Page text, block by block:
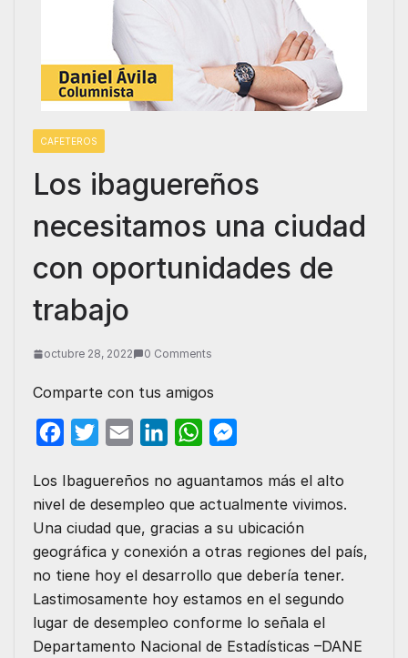
CAFETEROS
Los ibaguereños
necesitamos una ciudad
con oportunidades de
trabajo
octubre 28, 2022 0 Comments
Comparte con tus amigos
c
e
o
o
k
i
t
e
r
a
i
n
k
e
d
I
n
W
a
t
A
p
p
s
s
n
g
e
r
Los Ibaguereños no aguantamos más el alto
nivel de desempleo que actualmente vivimos.
Una ciudad que, gracias a su ubicación
geográfica y conexión a otras regiones del país,
no tiene hoy el desarrollo que debería tener.
Lastimosamente hoy estamos en el segundo
lugar de desempleo conforme lo señala el
Departamento Nacional de Estadísticas –DANE